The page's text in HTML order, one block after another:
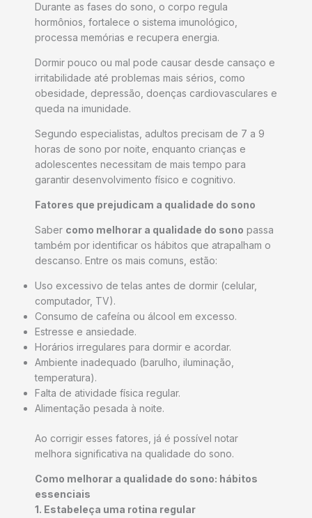
Durante as fases do sono, o corpo regula
hormônios, fortalece o sistema imunológico,
processa memórias e recupera energia.
Dormir pouco ou mal pode causar desde cansaço e
irritabilidade até problemas mais sérios, como
obesidade, depressão, doenças cardiovasculares e
queda na imunidade.
Segundo especialistas, adultos precisam de 7 a 9
horas de sono por noite, enquanto crianças e
adolescentes necessitam de mais tempo para
garantir desenvolvimento físico e cognitivo.
Fatores que prejudicam a qualidade do sono
Saber como melhorar a qualidade do sono passa
também por identificar os hábitos que atrapalham o
descanso. Entre os mais comuns, estão:
Uso excessivo de telas antes de dormir (celular,
computador, TV).
Consumo de cafeína ou álcool em excesso.
Estresse e ansiedade.
Horários irregulares para dormir e acordar.
Ambiente inadequado (barulho, iluminação,
temperatura).
Falta de atividade física regular.
Alimentação pesada à noite.
Ao corrigir esses fatores, já é possível notar
melhora significativa na qualidade do sono.
Como melhorar a qualidade do sono: hábitos
essenciais
1. Estabeleça uma rotina regular